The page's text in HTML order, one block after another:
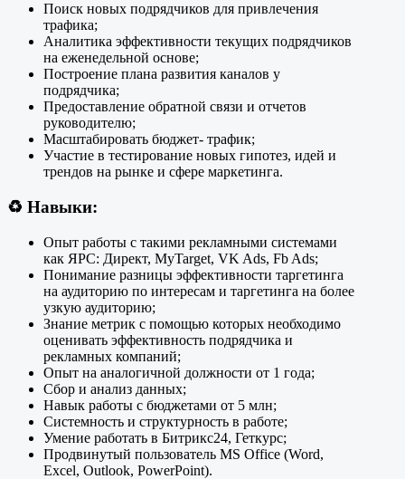
Поиск новых подрядчиков для привлечения
трафика;
Аналитика эффективности текущих подрядчиков
на еженедельной основе;
Построение плана развития каналов у
подрядчика;
Предоставление обратной связи и отчетов
руководителю;
Масштабировать бюджет- трафик;
Участие в тестирование новых гипотез, идей и
трендов на рынке и сфере маркетинга.
♻️ Навыки:
Опыт работы с такими рекламными системами
как ЯРС: Директ, MyTarget, VK Ads, Fb Ads;
Понимание разницы эффективности таргетинга
на аудиторию по интересам и таргетинга на более
узкую аудиторию;
Знание метрик с помощью которых необходимо
оценивать эффективность подрядчика и
рекламных компаний;
Опыт на аналогичной должности от 1 года;
Сбор и анализ данных;
Навык работы с бюджетами от 5 млн;
Системность и структурность в работе;
Умение работать в Битрикс24, Геткурс;
Продвинутый пользователь MS Office (Word,
Excel, Outlook, PowerPoint).